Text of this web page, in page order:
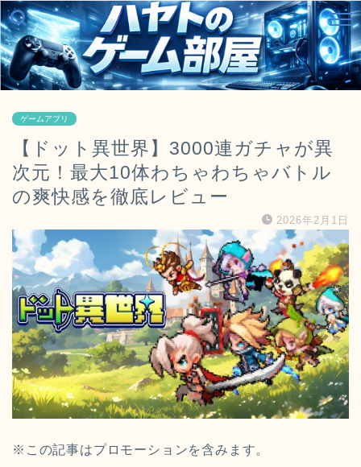
ゲームアプリ
【ドット異世界】3000連ガチャが異
次元！最大10体わちゃわちゃバトル
の爽快感を徹底レビュー
2026年2月1日
※この記事はプロモーションを含みます。